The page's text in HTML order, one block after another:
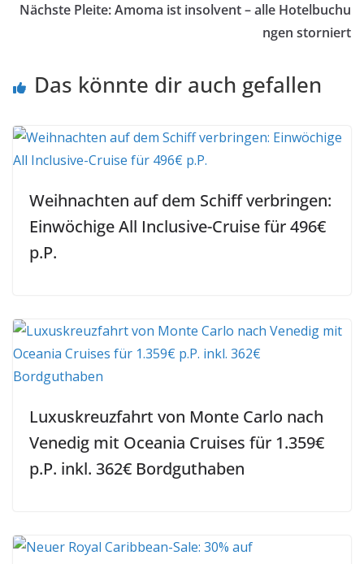
Nächste Pleite: Amoma ist insolvent – alle Hotelbuchu
ngen storniert
Das könnte dir auch gefallen
Weihnachten auf dem Schiff verbringen:
Einwöchige All Inclusive-Cruise für 496€
p.P.
Luxuskreuzfahrt von Monte Carlo nach
Venedig mit Oceania Cruises für 1.359€
p.P. inkl. 362€ Bordguthaben